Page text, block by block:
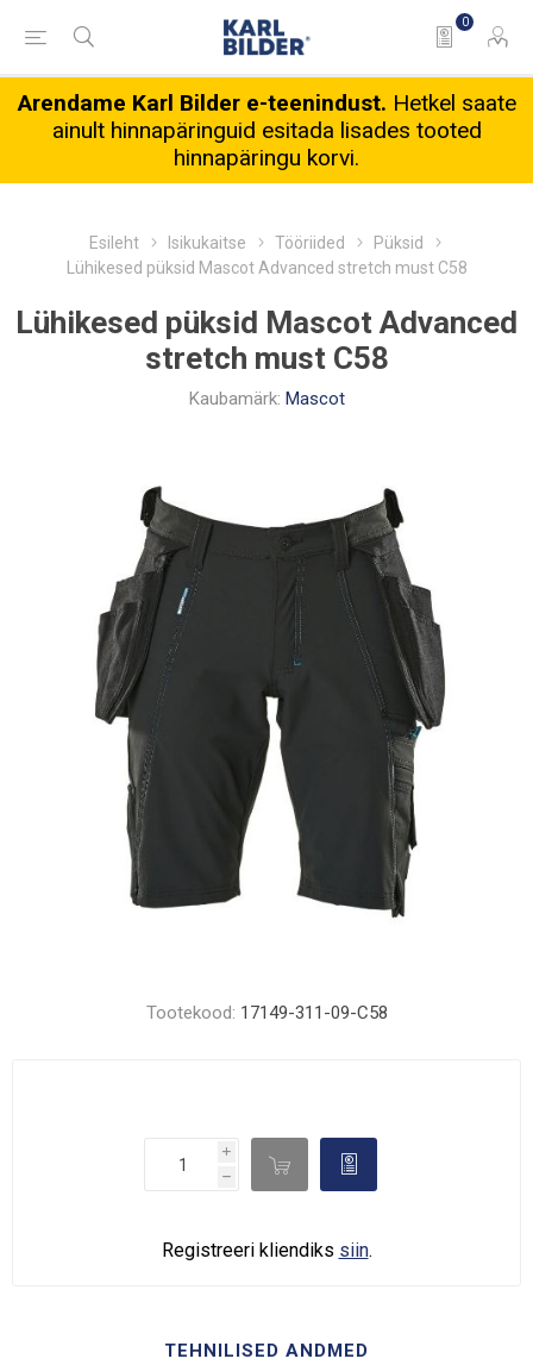
0
Arendame Karl Bilder e-teenindust. Hetkel saate
ainult hinnapäringuid esitada lisades tooted
hinnapäringu korvi.
Esileht Isikukaitse Tööriided
Püksid
Lühikesed püksid Mascot Advanced stretch must C58
Lühikesed püksid Mascot Advanced
stretch must C58
Kaubamärk: Mascot
Tootekood: 17149-311-09-C58
i
h
d 
Registreeri kliendiks siin.
TEHNILISED ANDMED